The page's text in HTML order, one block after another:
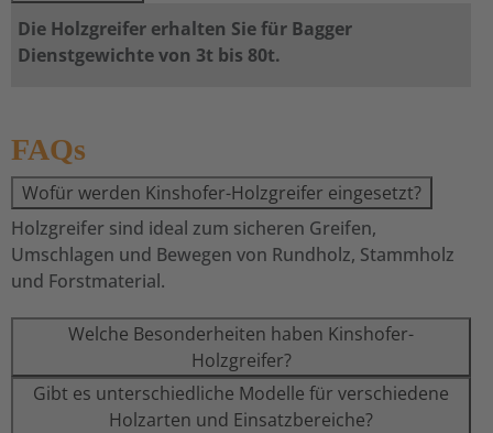
Die Holzgreifer erhalten Sie für Bagger
Dienstgewichte von 3t bis 80t.
FAQs
Wofür werden Kinshofer-Holzgreifer eingesetzt?
Holzgreifer sind ideal zum sicheren Greifen,
Umschlagen und Bewegen von Rundholz, Stammholz
und Forstmaterial.
Welche Besonderheiten haben Kinshofer-
Holzgreifer?
Gibt es unterschiedliche Modelle für verschiedene
Holzarten und Einsatzbereiche?